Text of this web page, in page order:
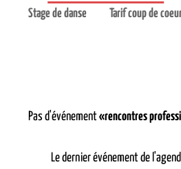
Stage de danse
Tarif coup de
Pas d'événement«rencontres
Le dernier événement de